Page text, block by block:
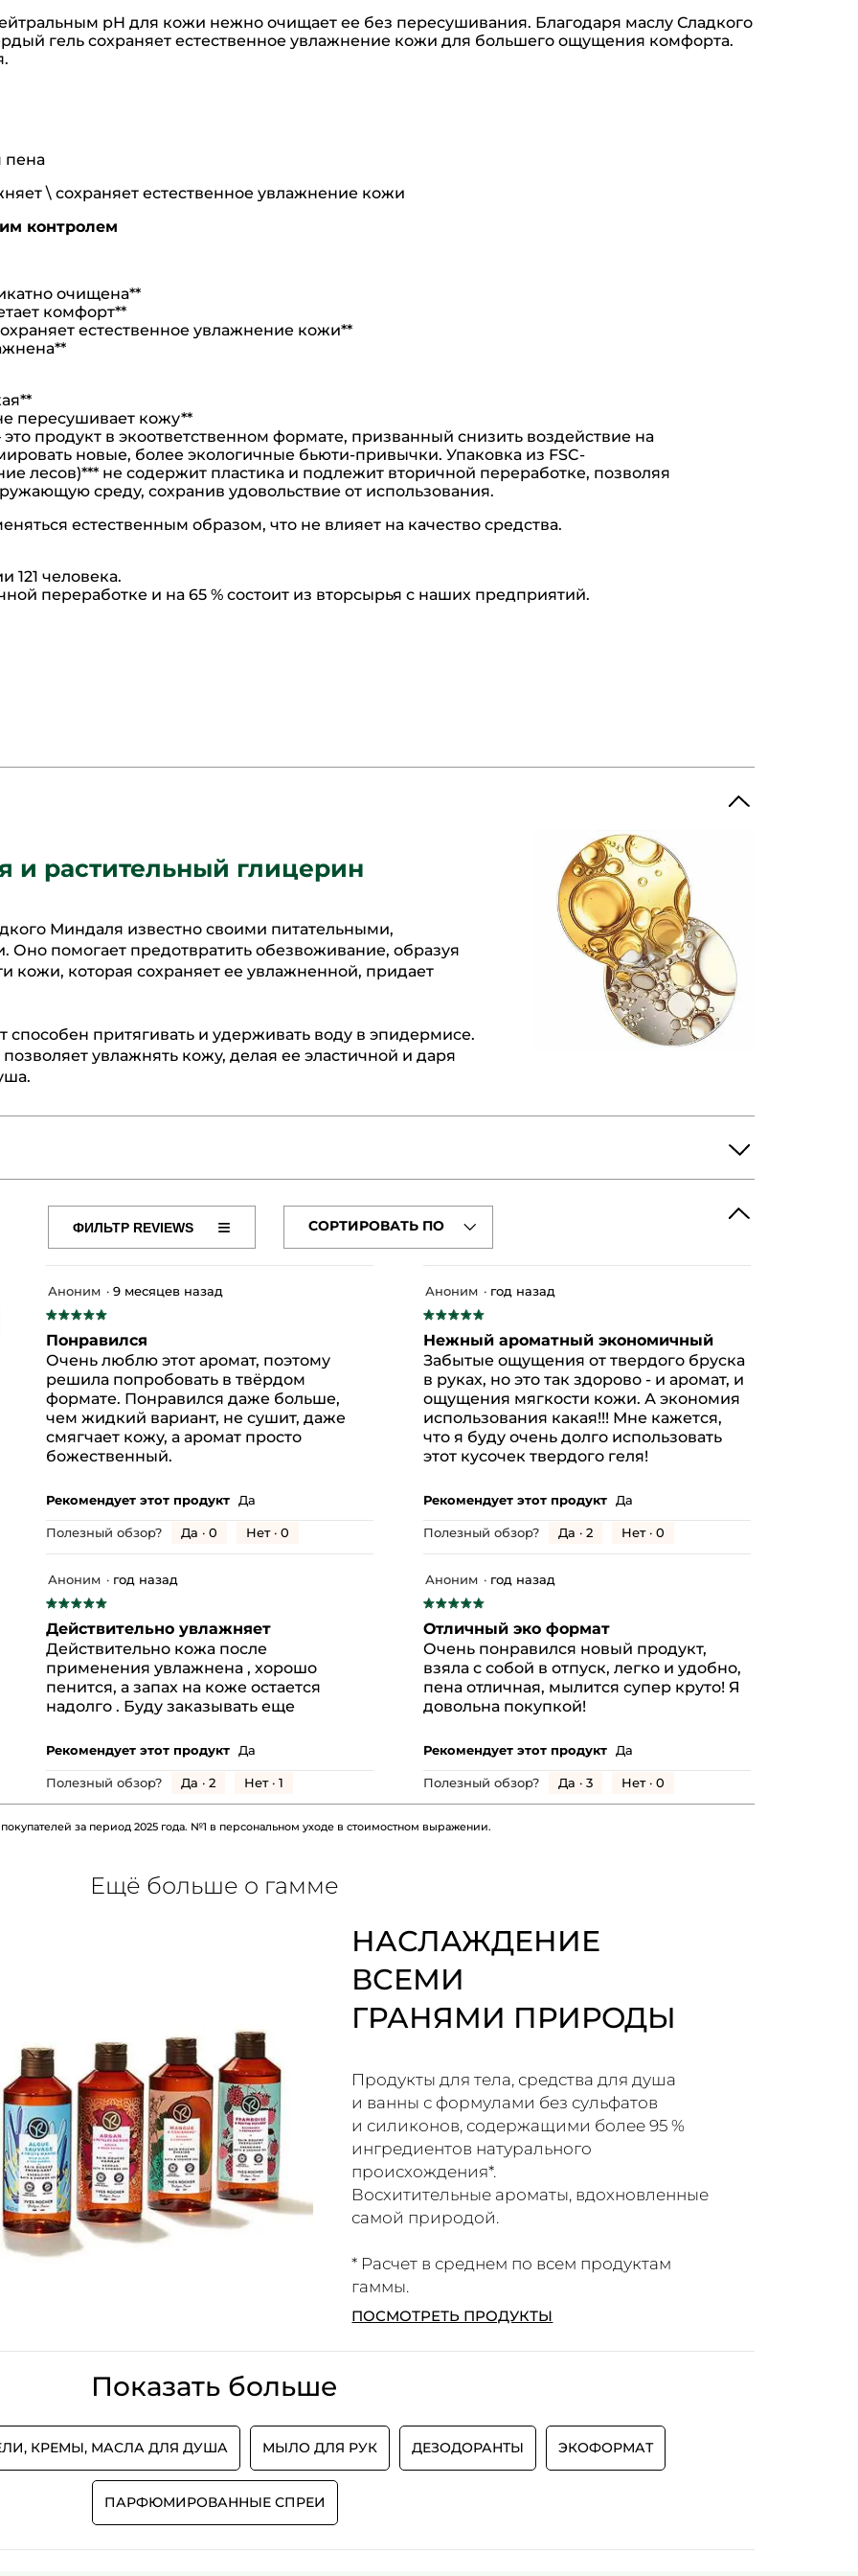
pH для кожи нежно очищает ее без пересушивания. Благодаря маслу Сладкого
гель сохраняет естественное увлажнение кожи для большего ощущения комфорта.
пена
\ сохраняет естественное увлажнение кожи
контролем
очищена**
комфорт**
естественное увлажнение кожи**
пересушивает кожу**
продукт в экоответственном формате, призванный снизить воздействие на
новые, более экологичные бьюти-привычки. Упаковка из FSC-
лесов)*** не содержит пластика и подлежит вторичной переработке, позволяя
среду, сохранив удовольствие от использования.
естественным образом, что не влияет на качество средства.
121 человека.
переработке и на 65 % состоит из вторсырья с наших предприятий.
и растительный глицерин
Миндаля известно своими питательными,
помогает предотвратить обезвоживание, образуя
кожи, которая сохраняет ее увлажненной, придает
притягивать и удерживать воду в эпидермисе.
увлажнять кожу, делая ее эластичной и даря
COCOYL ISETHIONATE AQUA/WATER/EAU POLYGLYCERYL-4 LAURATE
EXTRACT TETRAMETHYL ACETYLOCTAHYDRONAPHTHALENES
OIL
SODIUM CHLORIDE 11059v0
с 5 звездами.
фильтрацию отзывов с 5 звездами.
отзыва с 4 звездами.
фильтрацию отзывов с 4 звездами.
отзыва с 2 звездами.
фильтрацию отзывов с 2 звездами.
отзывов с 1 звездой.
фильтрацию отзывов с 1 звездой.
Эффективность,
Соотношение
качество,
Удовольствие
5.
СОРТИРОВАТЬ ПО
≡
ФИЛЬТР REVIEWS
Если
нажать
кнопку,
содержимое
обновится
★★★★★
★★★★★
5
звезд.
Аноним · 9 месяцев назад
Понравился
Очень люблю этот аромат, поэтому
решила попробовать в твёрдом
формате. Понравился даже больше,
чем жидкий вариант, не сушит, даже
смягчает кожу, а аромат просто
божественный.
Рекомендует этот продукт Да
Полезный обзор? Да · 0 Нет · 0
★★★★★
★★★★★
5
звезд.
Аноним · год назад
Нежный ароматный экономичный
Забытые ощущения от твердого бруска
в руках, но это так здорово - и аромат, и
ощущения мягкости кожи. А экономия
использования какая!!! Мне кажется,
что я буду очень долго использовать
этот кусочек твердого геля!
Рекомендует этот продукт Да
Полезный обзор? Да · 2 Нет · 0
★★★★★
★★★★★
из
5
звезд.
Аноним · год назад
Действительно увлажняет
Действительно кожа после
применения увлажнена , хорошо
пенится, а запах на коже остается
надолго . Буду заказывать еще
Рекомендует этот продукт Да
Полезный обзор? Да · 2 Нет · 1
★★★★★
★★★★★
из
5
звезд.
Аноним · год назад
Отличный эко формат
Очень понравился новый продукт,
взяла с собой в отпуск, легко и удобно,
пена отличная, мылится супер круто! Я
довольна покупкой!
Рекомендует этот продукт Да
Полезный обзор? Да · 3 Нет · 0
за период 2025 года. №1 в персональном уходе в стоимостном выражении.
Ещё больше о гамме
НАСЛАЖДЕНИЕ
ВСЕМИ
ГРАНЯМИ ПРИРОДЫ
Продукты для тела, средства для душа
и ванны с формулами без сульфатов
и силиконов, содержащими более 95 %
ингредиентов натурального
происхождения*.
Восхитительные ароматы, вдохновленные
самой природой.
* Расчет в среднем по всем продуктам
гаммы.
ПОСМОТРЕТЬ ПРОДУКТЫ
Показать больше
КРЕМЫ, МАСЛА ДЛЯ ДУША МЫЛО ДЛЯ РУК ДЕЗОДОРАНТЫ ЭКОФОРМАТ
ПАРФЮМИРОВАННЫЕ СПРЕИ